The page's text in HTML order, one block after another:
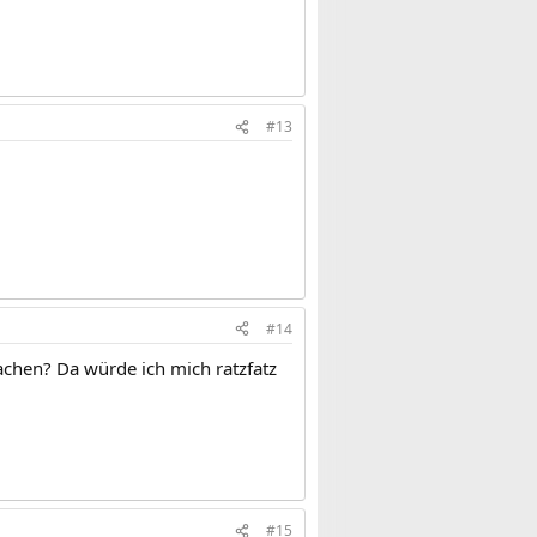
#13
#14
Da würde ich mich ratzfatz
#15